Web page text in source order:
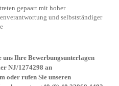
gepaart mit hoher
und selbstständiger
uns Ihre Bewerbungsunterlagen
NJ/1274298 an
oder rufen Sie unseren